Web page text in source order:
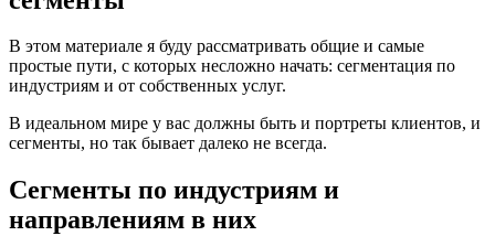
В этом материале я буду рассматривать общие и самые
простые пути, с которых несложно начать: сегментация по
индустриям и от собственных услуг.
В идеальном мире у вас должны быть и портреты клиентов, и
сегменты, но так бывает далеко не всегда.
Сегменты по индустриям и
направлениям в них